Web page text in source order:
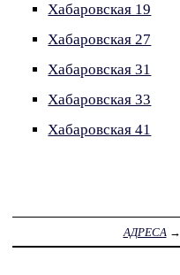
Хабаровская 19
Хабаровская 27
Хабаровская 31
Хабаровская 33
Хабаровская 41
АДРЕСА →